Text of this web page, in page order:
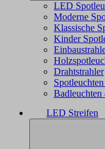
LED
Moderne
Klassische
Kinder
Drahtstrahler
Badleuchten
LED Streifen